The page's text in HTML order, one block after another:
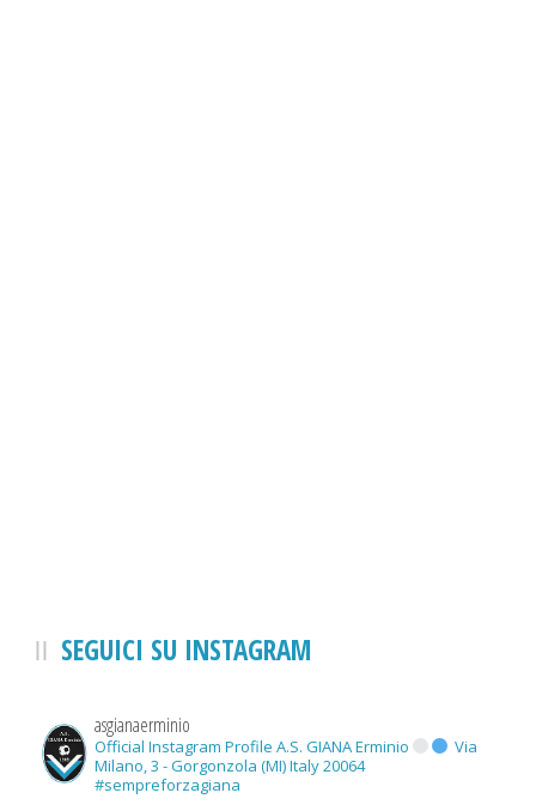
SEGUICI SU INSTAGRAM
asgianaerminio
Official Instagram Profile A.S. GIANA Erminio
Via
Milano, 3 - Gorgonzola (MI) Italy 20064
#sempreforzagiana